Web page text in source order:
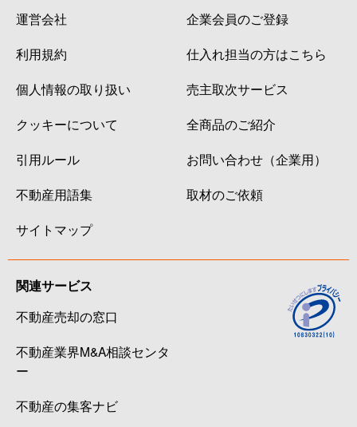
運営会社
利用規約
個人情報の取り扱い
クッキーについて
引用ルール
不動産用語集
サイトマップ
企業会員のご登録
仕入れ担当の方はこちら
売主取次サービス
全商品のご紹介
お問い合わせ（企業用）
取材のご依頼
関連サービス
不動産売却の窓口
不動産業界M&A相談センタ
ー
不動産の集客ナビ